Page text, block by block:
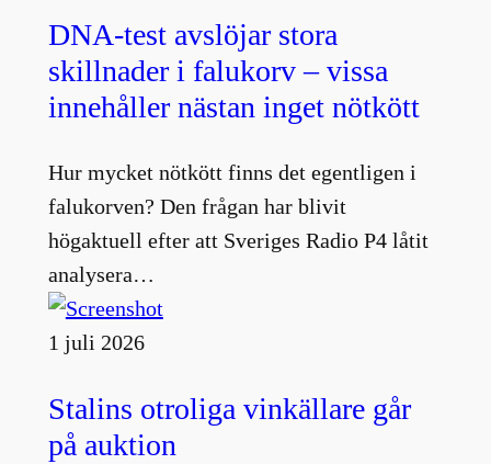
DNA-test avslöjar stora
skillnader i falukorv – vissa
innehåller nästan inget nötkött
Hur mycket nötkött finns det egentligen i
falukorven? Den frågan har blivit
högaktuell efter att Sveriges Radio P4 låtit
analysera…
1 juli 2026
Stalins otroliga vinkällare går
på auktion